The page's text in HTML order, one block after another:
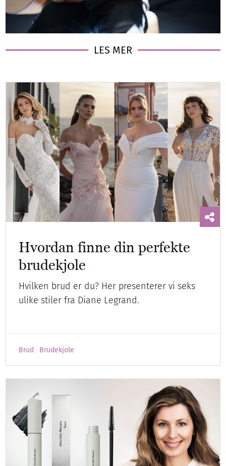
LES MER
Hvordan finne din perfekte
brudekjole
Hvilken brud er du? Her presenterer vi seks
ulike stiler fra Diane Legrand.
Brud Brudekjole